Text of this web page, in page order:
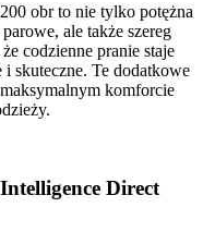
obr to nie tylko potężna
ale także szereg
codzienne pranie staje
i skuteczne. Te dodatkowe
komforcie
Direct